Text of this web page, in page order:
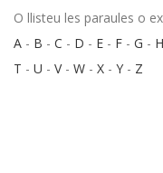
O llisteu les paraules o
A - B - C - D - E - F - G - H
T - U - V- W - X - Y - Z